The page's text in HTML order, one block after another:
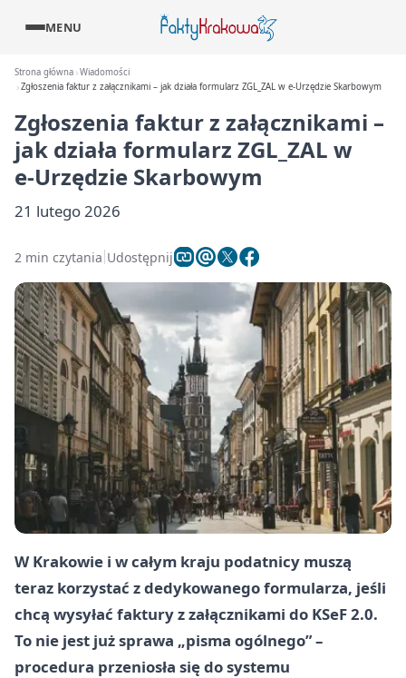
MENU
Strona główna Wiadomości
Zgłoszenia faktur z załącznikami – jak działa formularz ZGL_ZAL w e‑Urzędzie Skarbowym
Zgłoszenia faktur z załącznikami –
jak działa formularz ZGL_ZAL w
e‑Urzędzie Skarbowym
21 lutego 2026
2 min czytania Udostępnij
W Krakowie i w całym kraju podatnicy muszą
teraz korzystać z dedykowanego formularza, jeśli
chcą wysyłać faktury z załącznikami do KSeF 2.0.
To nie jest już sprawa „pisma ogólnego” –
procedura przeniosła się do systemu